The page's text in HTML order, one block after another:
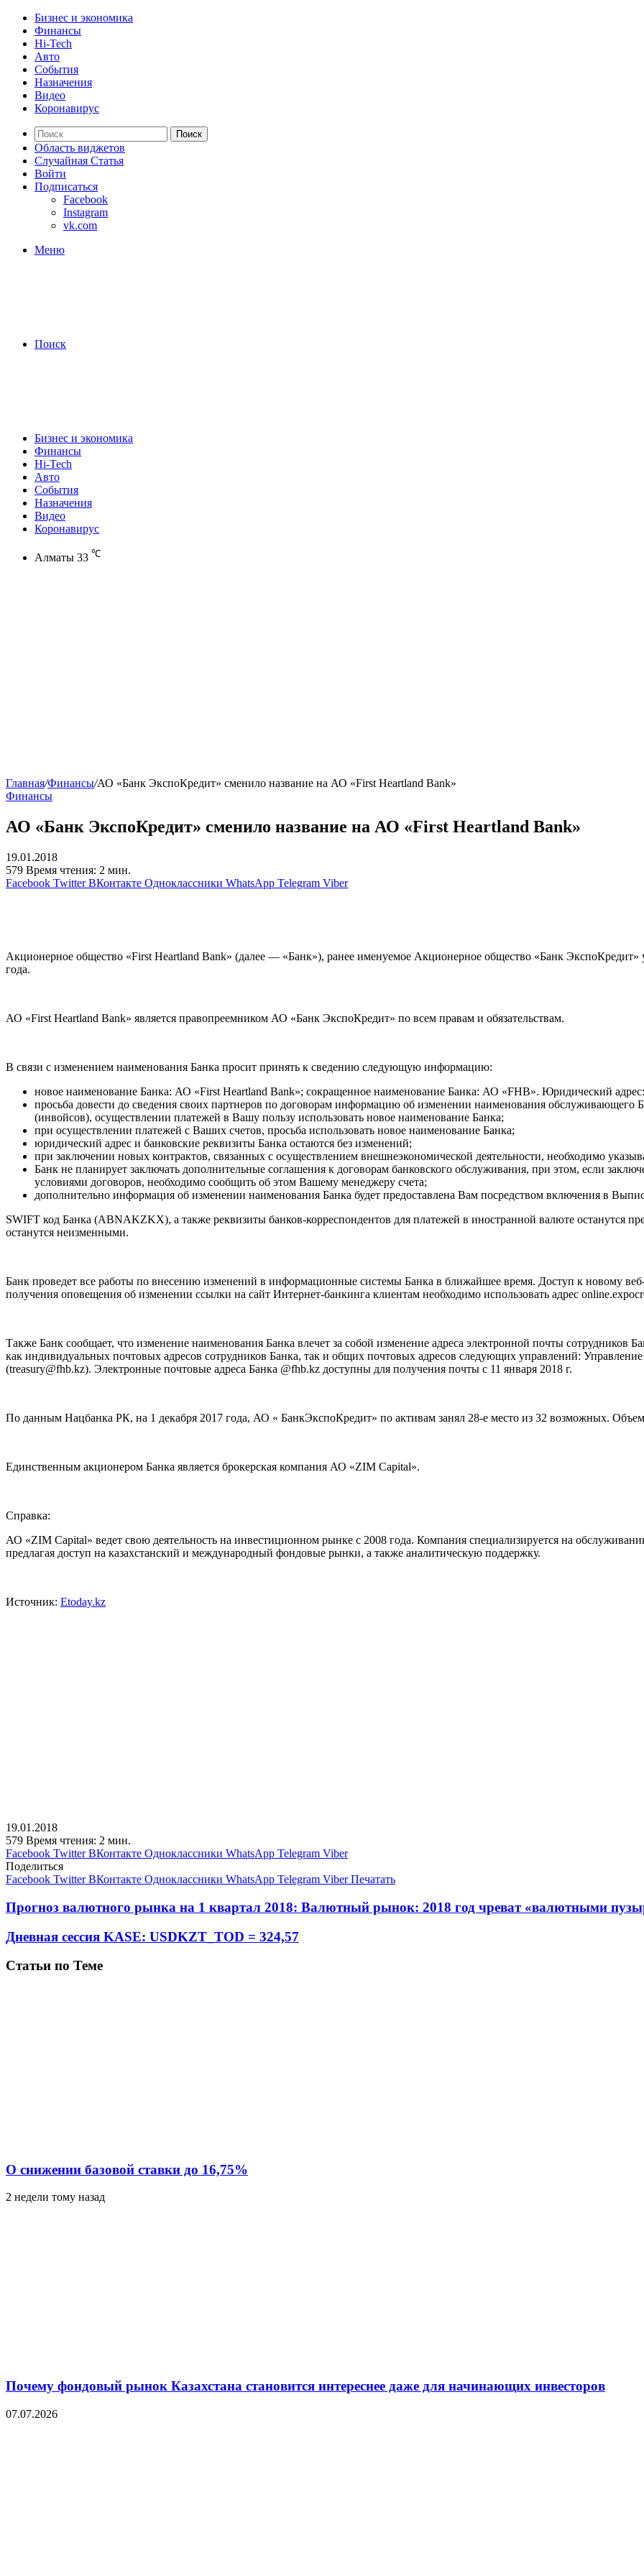
Бизнес и экономика
Финансы
Hi-Tech
Авто
События
Назначения
Видео
Коронавирус
Поиск
Область виджетов
Случайная Статья
Войти
Подписаться
Facebook
Instagram
vk.com
Меню
Поиск
Бизнес и экономика
Финансы
Hi-Tech
Авто
События
Назначения
Видео
Коронавирус
Алматы 33 ℃
Главная/Финансы/АО «Банк ЭкспоКредит» сменило название на АО «First Heartland Bank»
Финансы
АО «Банк ЭкспоКредит» сменило название на АО «First Heartland Bank»
19.01.2018
579 Время чтения: 2 мин.
Facebook Twitter ВКонтакте Одноклассники WhatsApp Telegram Viber
Акционерное общество «First Heartland Bank» (далее — «Банк»), ранее именуемое Акционерное общество «Банк
года.
АО «First Heartland Bank» является правопреемником АО «Банк ЭкспоКредит» по всем правам и обязательствам.
В связи с изменением наименования Банка просит принять к сведению следующую информацию:
новое наименование Банка: АО «First Heartland Bank»; сокращенное наименование Банка: АО «FHB». Юридический
просьба довести до сведения своих партнеров по договорам информацию об изменении наименования обслуживающего
(инвойсов), осуществлении платежей в Вашу пользу использовать новое наименование Банка;
при осуществлении платежей с Ваших счетов, просьба использовать новое наименование Банка;
юридический адрес и банковские реквизиты Банка остаются без изменений;
при заключении новых контрактов, связанных с осуществлением внешнеэкономической деятельности, необходимо
Банк не планирует заключать дополнительные соглашения к договорам банковского обслуживания, при этом, если
условиями договоров, необходимо сообщить об этом Вашему менеджеру счета;
дополнительно информация об изменении наименования Банка будет предоставлена Вам посредством включения в
SWIFT код Банка (ABNAKZKX), а также реквизиты банков-корреспондентов для платежей в иностранной валюте останутся
останутся неизменными.
Банк проведет все работы по внесению изменений в информационные системы Банка в ближайшее время. Доступ к новому
получения оповещения об изменении ссылки на сайт Интернет-банкинга клиентам необходимо использовать адрес
Также Банк сообщает, что изменение наименования Банка влечет за собой изменение адреса электронной почты сотрудников
как индивидуальных почтовых адресов сотрудников Банка, так и общих почтовых адресов следующих управлений:
(treasury@fhb.kz). Электронные почтовые адреса Банка @fhb.kz доступны для получения почты с 11 января 2018 г.
По данным Нацбанка РК, на 1 декабря 2017 года, АО « БанкЭкспоКредит» по активам занял 28-е место из 32 возможных.
Единственным акционером Банка является брокерская компания АО «ZIM Capital».
Справка:
АО «ZIM Capital» ведет свою деятельность на инвестиционном рынке с 2008 года. Компания специализируется на
предлагая доступ на казахстанский и международный фондовые рынки, а также аналитическую поддержку.
Источник: Etoday.kz
19.01.2018
579 Время чтения: 2 мин.
Facebook Twitter ВКонтакте Одноклассники WhatsApp Telegram Viber
Поделиться
Facebook Twitter ВКонтакте Одноклассники WhatsApp Telegram Viber Печатать
Прогноз валютного рынка на 1 квартал 2018: Валютный рынок: 2018 год чреват «валютными
Дневная сессия KASE: USDKZT_TOD = 324,57
Статьи по Теме
О снижении базовой ставки до 16,75%
2 недели тому назад
Почему фондовый рынок Казахстана становится интереснее даже для начинающих инвесторов
07.07.2026